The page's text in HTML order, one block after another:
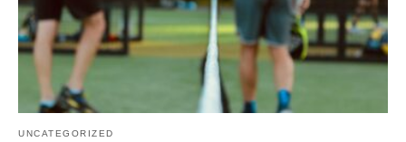
UNCATEGORIZED